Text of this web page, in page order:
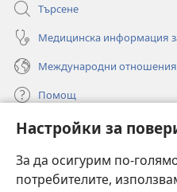
Настройки за
За да осигурим по-
потребителите,
Търсене
Медицинска информация
Международни отношения
Помощ
Дарения
нов
прозорец)ОНЛАЙН БИБЛИОТЕКА
(отваря